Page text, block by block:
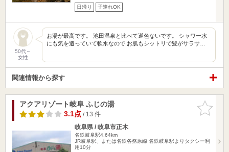
日帰り 子連れOK
50代～
女性
お湯が最高です。 池田温泉と比べて遜色ないです。 シャワー水
にも気を遣っていて軟水なので お肌もシットリで髪がサラサ…
関連情報から探す
お気に入
りに追加
アクアリゾート岐阜 ふじの湯
3.1点/ 13 件
岐阜県 / 岐阜市正木
名鉄岐阜駅4.64km
JR岐阜駅、または名鉄各務原線 名鉄岐阜駅よりタクシー利
用10分